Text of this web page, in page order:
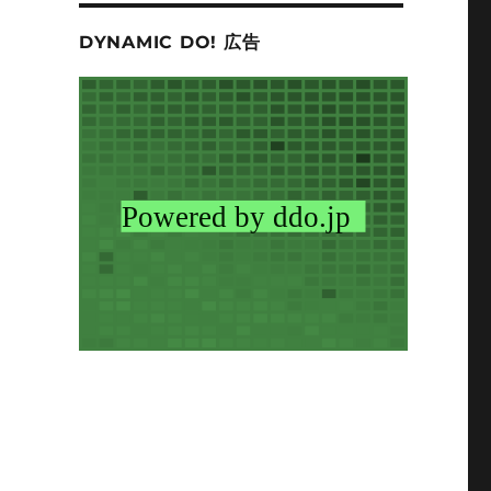
DYNAMIC DO! 広告